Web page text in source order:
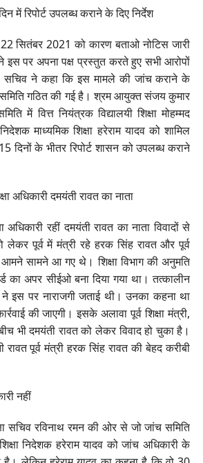
में रिपोर्ट उपलब्ध कराने के दिए निर्देश
सितंबर 2021 को कारण बताओ नोटिस जारी
इस पर अपना पक्ष प्रस्तुत करते हुए सभी आरोपों
सचिव ने कहा कि इस मामले की जांच कराने के
गठित की गई है। श्रम आयुक्त संजय कुमार
में वित्त नियंत्रक विद्यालयी शिक्षा मोहम्मद
माध्यमिक शिक्षा हरेराम यादव को शामिल
दिनों के भीतर रिपोर्ट शासन को उपलब्ध कराने
अधिकारी दमयंती रावत का नाता
अधिकारी रहीं दमयंती रावत का नाता विवादों से
लेकर पूर्व में मंत्री रहे हरक सिंह रावत और पूर्व
आमने सामने आ गए थे। शिक्षा विभाग की अनुमति
का अपर सीईओ बना दिया गया था। तत्कालीन
ने इस पर नाराजगी जताई थी। उनका कहना था
की जाएगी। इसके अलावा पूर्व शिक्षा मंत्री,
भी दमयंती रावत को लेकर विवाद हो चुका है।
पूर्व मंत्री हरक सिंह रावत की बेहद करीबी
नहीं
सचिव रविनाथ रमन की ओर से जो जांच समिति
निदेशक हरेराम यादव को जांच अधिकारी के